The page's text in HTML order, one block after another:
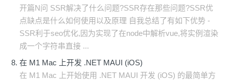
开篇N问 SSR解决了什么问题?SSR存在那些问题?SSR优
点缺点是什么如何使用以及原理 自我总结了有如下优势 -
SSR利于seo优化,因为实现了在node中解析vue,将实例渲染
成一个字符串直接 ...
在 M1 Mac 上开发 .NET MAUI (iOS)
在 M1 Mac 上开始使用 .NET MAUI 开发 (iOS) 的最简单方